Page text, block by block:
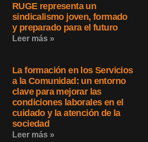
RUGE representa un
sindicalismo joven, formado
y preparado para el futuro
Leer más »
La formación en los Servicios
a la Comunidad: un entorno
clave para mejorar las
condiciones laborales en el
cuidado y la atención de la
sociedad
Leer más »